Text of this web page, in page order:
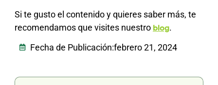
Si te gusto el contenido y quieres saber más, te
recomendamos que visites nuestro blog.
Fecha de Publicación:febrero 21, 2024